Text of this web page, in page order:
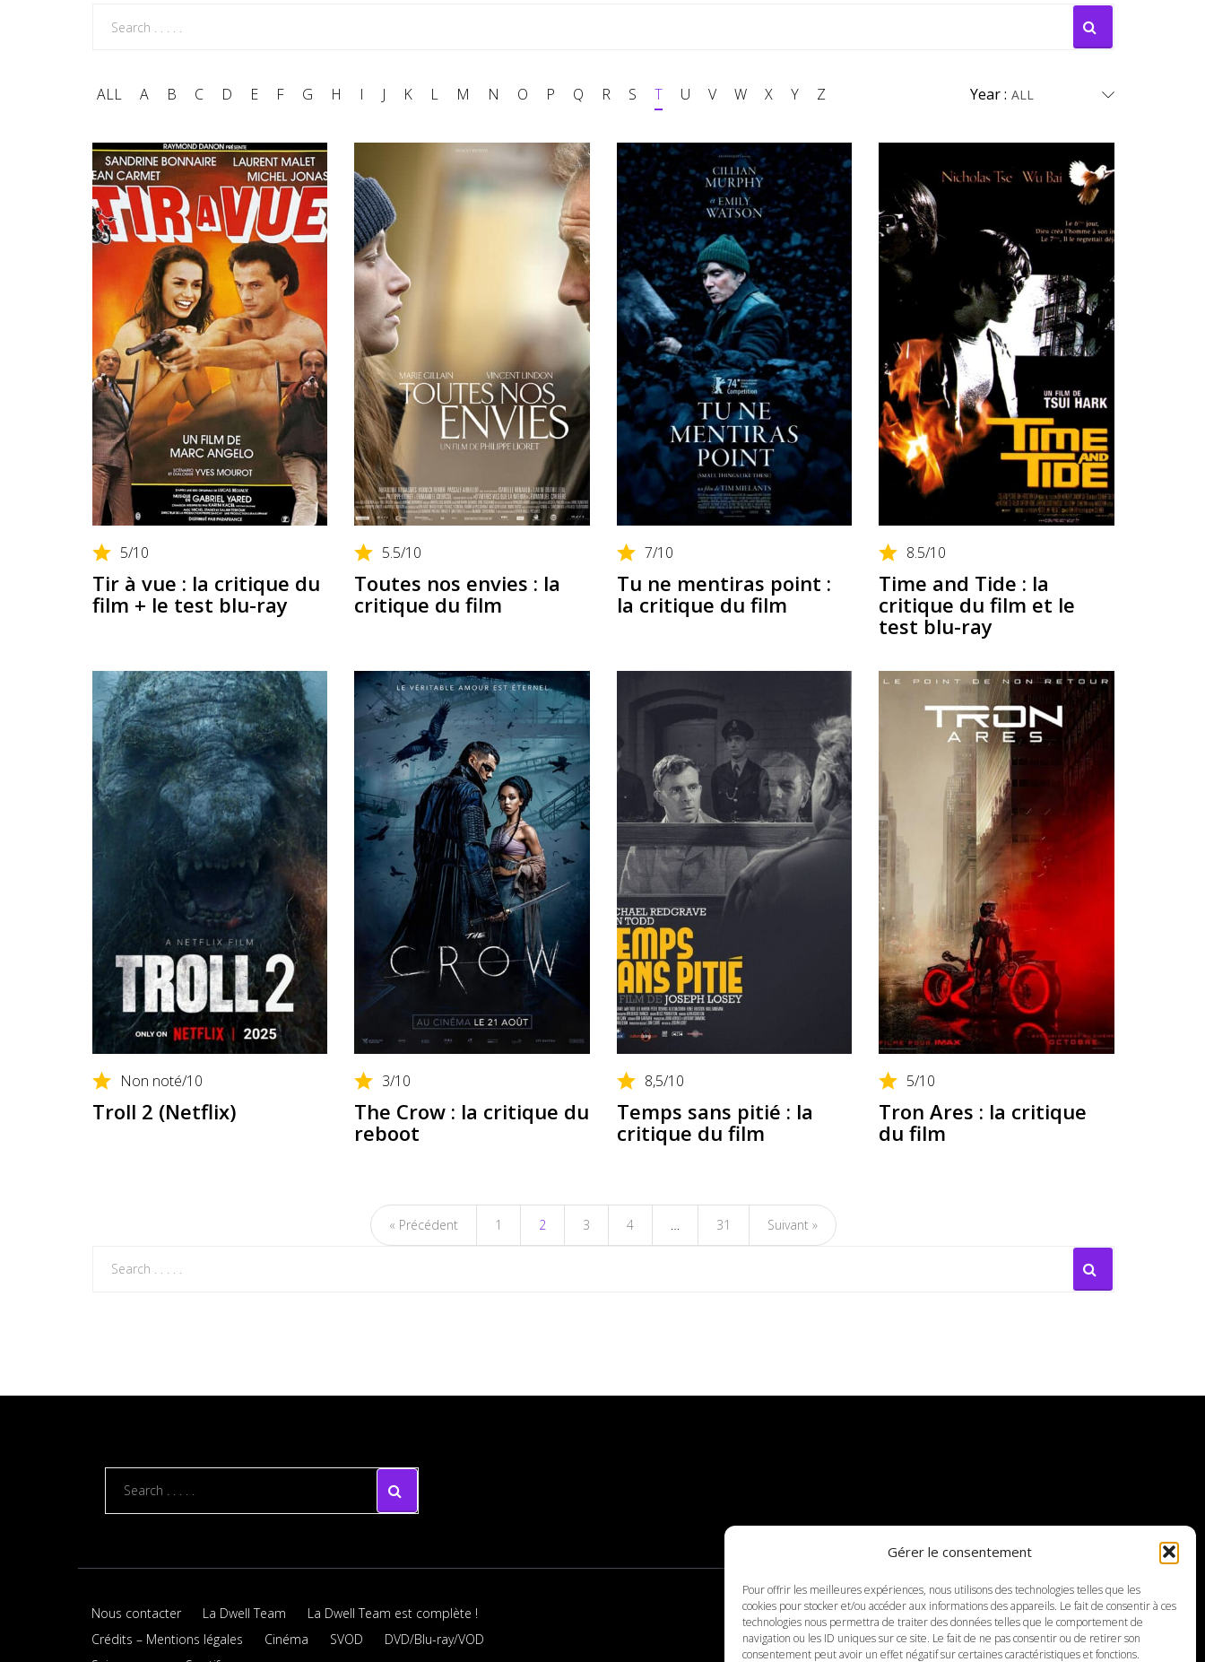
Gérer le consentement
Pour offrir les meilleures expériences, nous utilisons des technologies telles que les
cookies pour stocker et/ou accéder aux informations des appareils. Le fait de consentir à ces
technologies nous permettra de traiter des données telles que le comportement de
navigation ou les ID uniques sur ce site. Le fait de ne pas consentir ou de retirer son
consentement peut avoir un effet négatif sur certaines caractéristiques et fonctions.
ALL A B C D E F G H I J K L M N O P Q R S T U V W X Y Z Year :
5/10
Tir à vue : la critique du
film + le test blu-ray
5.5/10
Toutes nos envies : la
critique du film
7/10
Tu ne mentiras point :
la critique du film
8.5/10
Time and Tide : la
critique du film et le
test blu-ray
Non noté/10
Troll 2 (Netflix)
3/10
The Crow : la critique du
reboot
8,5/10
Temps sans pitié : la
critique du film
5/10
Tron Ares : la critique
du film
« Précédent 1 2 3 4 31 Suivant »
Nous contacter La Dwell Team
La Dwell Team est complète !
Crédits – Mentions légales
Cinéma SVOD
DVD/Blu-ray/VOD
© 2019-2025 CinéDweller. Tous droits réservés
Rejoignez-nous sur Twitter.